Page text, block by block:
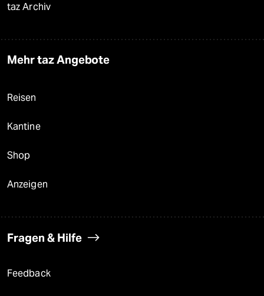
taz Archiv
Mehr taz Angebote
Reisen
Kantine
Shop
Anzeigen
Fragen & Hilfe
Feedback